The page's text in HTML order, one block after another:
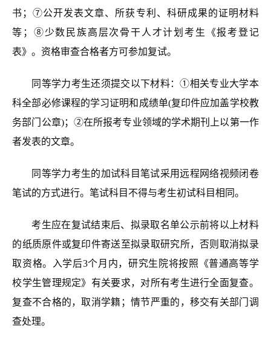
书；⑦公开发表文章、所获专利、科研成果的证明材料
等；⑧少数民族高层次骨干人才计划考生《报考登记
表》。资格审查合格者方可参加复试。
同等学力考生还须提交以下材料：①相关专业大学本
科全部必修课程的学习证明和成绩单(复印件应加盖学校教
务部门公章)；②在所报考专业领域的学术期刊上以第一作
者发表的文章。
同等学力考生的加试科目笔试采用远程 网络视频闭卷
笔试的方式进行。笔试科目不得与考生初试科目相同。
考生应在复试结束后、拟录取名单公示前将以上材料
的纸质原件或复印件寄送至拟录取研究所，否则取消拟录
取资格。入学后3个月内，研究生院将按照《普通高等学
校学生管理规定》有关要求，对所有考生进行全面复查。
复查不合格的，取消学籍；情节严重的，移交有关部门调
查处理。